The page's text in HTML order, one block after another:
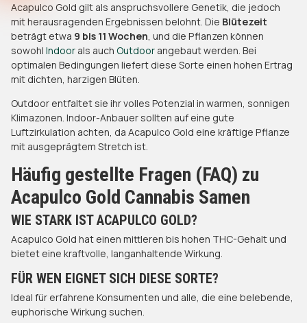
Acapulco Gold gilt als anspruchsvollere Genetik, die jedoch
mit herausragenden Ergebnissen belohnt. Die Blütezeit
beträgt etwa 9 bis 11 Wochen, und die Pflanzen können
sowohl Indoor als auch Outdoor angebaut werden. Bei
optimalen Bedingungen liefert diese Sorte einen hohen Ertrag
mit dichten, harzigen Blüten.
Outdoor entfaltet sie ihr volles Potenzial in warmen, sonnigen
Klimazonen. Indoor-Anbauer sollten auf eine gute
Luftzirkulation achten, da Acapulco Gold eine kräftige Pflanze
mit ausgeprägtem Stretch ist.
Häufig gestellte Fragen (FAQ) zu
Acapulco Gold Cannabis Samen
WIE STARK IST ACAPULCO GOLD?
Acapulco Gold hat einen mittleren bis hohen THC-Gehalt und
bietet eine kraftvolle, langanhaltende Wirkung.
FÜR WEN EIGNET SICH DIESE SORTE?
Ideal für erfahrene Konsumenten und alle, die eine belebende,
euphorische Wirkung suchen.